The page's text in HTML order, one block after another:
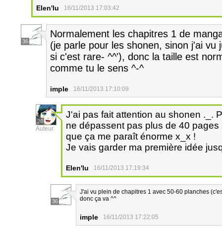
Elen'lu 16/11/2013 17:03:42
36
Normalement les chapitres 1 de
(je parle pour les shonen, sinon j'ai
si c'est rare- ^^'), donc la taille est
comme tu le sens ^-^
imple 16/11/2013 17:10:09
26
Auteur
J'ai pas fait attention au shonen ._.
ne dépassent pas plus de 40
que ça me paraît énorme x_x !
Je vais garder ma première idée
Elen'lu 16/11/2013 17:19:34
36
J'ai vu plein de chapitres 1 avec 50-60 planches
donc ça va ^^
imple 16/11/2013 17:22:05